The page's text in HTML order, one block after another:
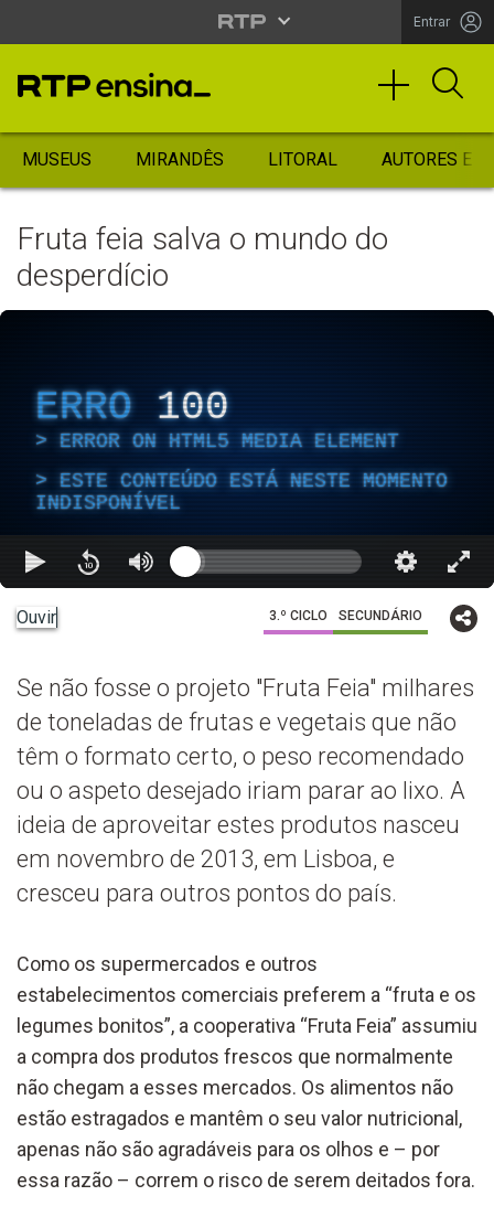
Entrar
MUSEUS MIRANDÊS LITORAL AUTORES
Fruta feia salva o mundo do
desperdício
ERRO 100
ERROR ON HTML5 MEDIA ELEMENT
ESTE CONTEÚDO ESTÁ NESTE MOMENTO
INDISPONÍVEL
Ouvir 3.º CICLO SECUNDÁRIO
Se não fosse o projeto "Fruta Feia" milhares
de toneladas de frutas e vegetais que não
têm o formato certo, o peso recomendado
ou o aspeto desejado iriam parar ao lixo. A
ideia de aproveitar estes produtos nasceu
em novembro de 2013, em Lisboa, e
cresceu para outros pontos do país.
Como os supermercados e outros
estabelecimentos comerciais preferem a “fruta e os
legumes bonitos”, a cooperativa “Fruta Feia” assumiu
a compra dos produtos frescos que normalmente
não chegam a esses mercados. Os alimentos não
estão estragados e mantêm o seu valor nutricional,
apenas não são agradáveis para os olhos e – por
essa razão – correm o risco de serem deitados fora.